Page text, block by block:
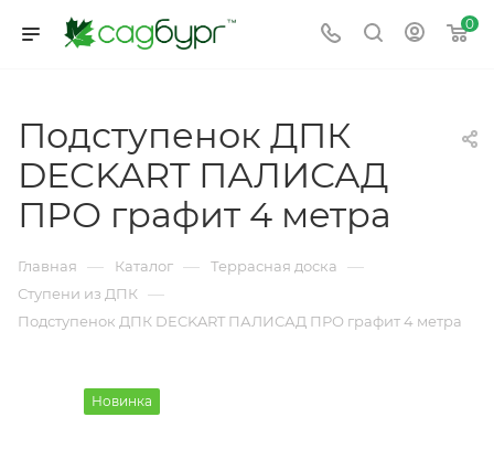
0
Подступенок ДПК
DECKART ПАЛИСАД
ПРО графит 4 метра
Главная — Каталог — Террасная доска —
Ступени из ДПК —
Подступенок ДПК DECKART ПАЛИСАД ПРО графит 4 метра
Новинка